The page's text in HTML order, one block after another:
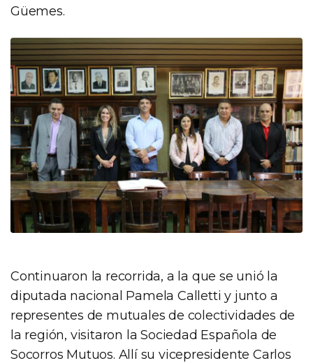
Güemes.
Continuaron la recorrida, a la que se unió la
diputada nacional Pamela Calletti y junto a
representes de mutuales de colectividades de
la región, visitaron la Sociedad Española de
Socorros Mutuos. Allí su vicepresidente Carlos